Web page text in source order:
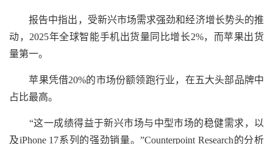
报告中指出，受新兴市场需求强劲和经济增长势头的推
动，2025年全球智能手机出货量同比增长2%，而苹果出货
量第一。
苹果凭借20%的市场份额领跑行业，在五大头部品牌中
占比最高。
“这一成绩得益于新兴市场与中型市场的稳健需求，以
及iPhone 17系列的强劲销量。”Counterpoint Research的分析